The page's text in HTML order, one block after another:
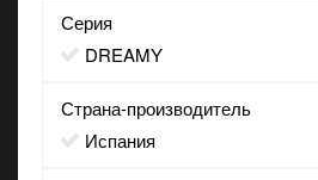
Серия
DREAMY
Страна-производитель
Испания